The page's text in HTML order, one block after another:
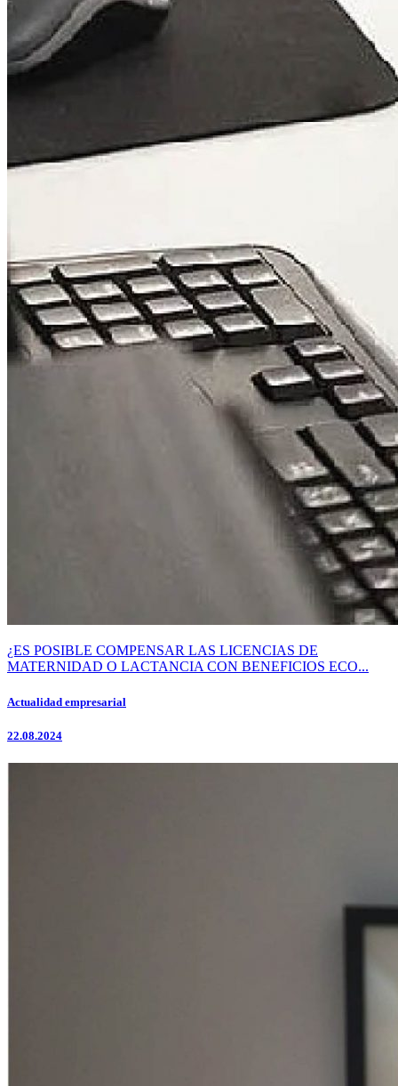
¿ES POSIBLE COMPENSAR LAS LICENCIAS DE
MATERNIDAD O LACTANCIA CON BENEFICIOS ECO...
Actualidad empresarial
22.08.2024